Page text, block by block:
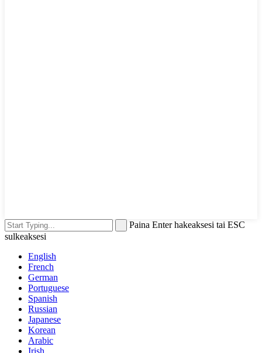
Paina Enter hakeaksesi tai ESC
sulkeaksesi
English
French
German
Portuguese
Spanish
Russian
Japanese
Korean
Arabic